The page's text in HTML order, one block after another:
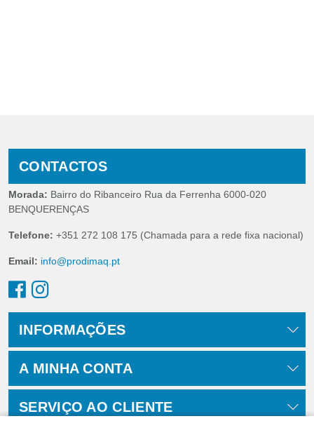
CONTACTOS
Morada: Bairro do Ribanceiro Rua da Ferrenha 6000-020
BENQUERENÇAS
Telefone: +351 272 108 175 (Chamada para a rede fixa nacional)
Email: info@prodimaq.pt
INFORMAÇÕES
A MINHA CONTA
SERVIÇO AO CLIENTE